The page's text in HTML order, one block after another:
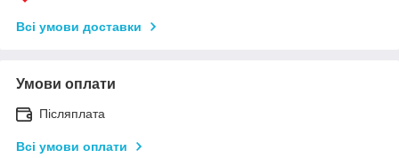
Всі умови доставки
Умови оплати
Післяплата
Всі умови оплати